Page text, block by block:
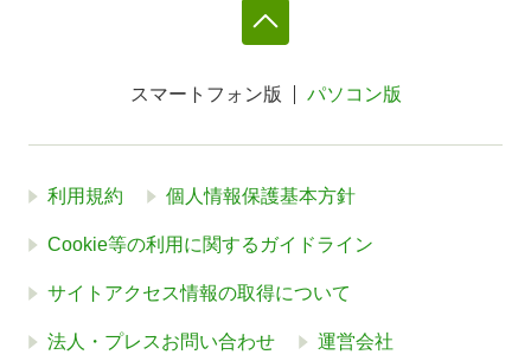
スマートフォン版 パソコン版
利用規約 個人情報保護基本方針
Cookie等の利用に関するガイドライン
サイトアクセス情報の取得について
法人・プレスお問い合わせ 運営会社